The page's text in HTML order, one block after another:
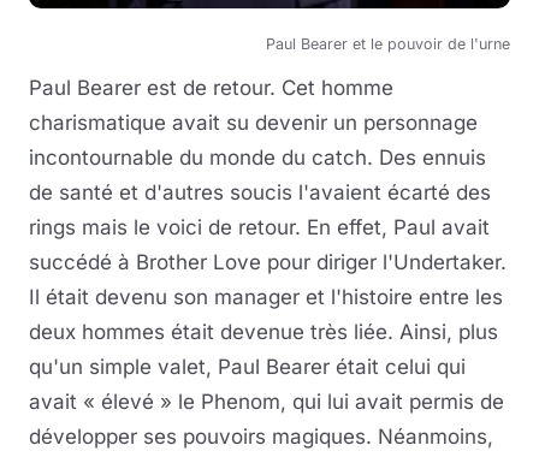
Paul Bearer et le pouvoir de l'urne
Paul Bearer est de retour. Cet homme
charismatique avait su devenir un personnage
incontournable du monde du catch. Des ennuis
de santé et d'autres soucis l'avaient écarté des
rings mais le voici de retour. En effet, Paul avait
succédé à Brother Love pour diriger l'Undertaker.
Il était devenu son manager et l'histoire entre les
deux hommes était devenue très liée. Ainsi, plus
qu'un simple valet, Paul Bearer était celui qui
avait « élevé » le Phenom, qui lui avait permis de
développer ses pouvoirs magiques. Néanmoins,